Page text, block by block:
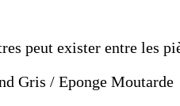
peut exister entre les
Gris / Eponge Moutarde